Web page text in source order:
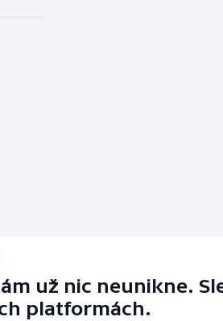
už nic neunikne.
platformách.